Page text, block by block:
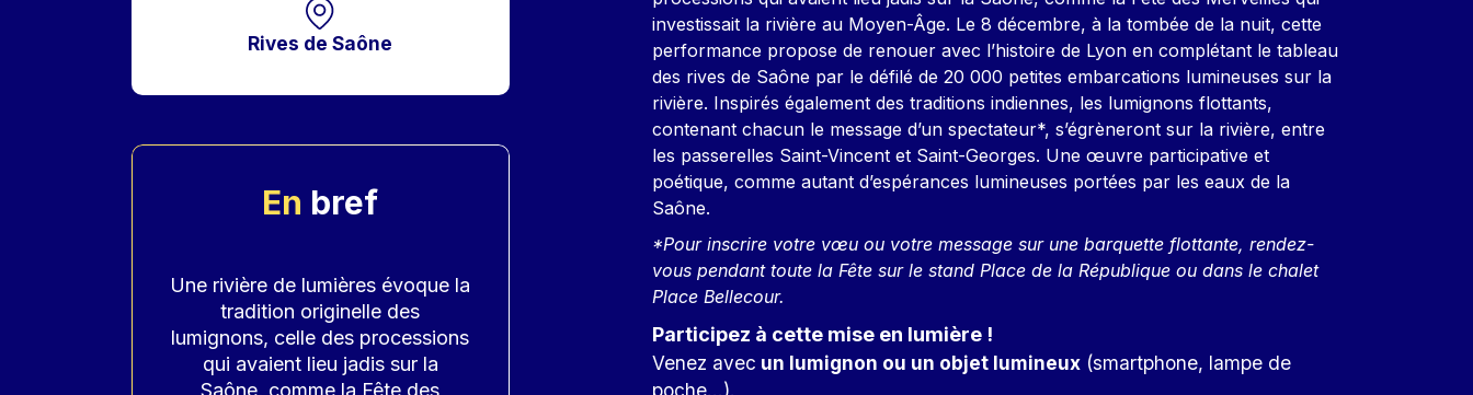
Rives de Saône
En bref
Une rivière de lumières évoque la
tradition originelle des
lumignons, celle des processions
qui avaient lieu jadis sur la
Saône, comme la Fête des
investissait la rivière au Moyen-Âge. Le 8 décembre, à la tombée de la nuit, cette
performance propose de renouer avec l’histoire de Lyon en complétant le tableau
des rives de Saône par le défilé de 20 000 petites embarcations lumineuses sur la
rivière. Inspirés également des traditions indiennes, les lumignons flottants,
contenant chacun le message d’un spectateur*, s’égrèneront sur la rivière, entre
les passerelles Saint-Vincent et Saint-Georges. Une œuvre participative et
poétique, comme autant d’espérances lumineuses portées par les eaux de la
Saône.
*Pour inscrire votre vœu ou votre message sur une barquette flottante, rendez-
vous pendant toute la Fête sur le stand Place de la République ou dans le chalet
Place Bellecour.
Participez à cette mise en lumière !
Venez avec un lumignon ou un objet lumineux(smartphone, lampe de
poche...).